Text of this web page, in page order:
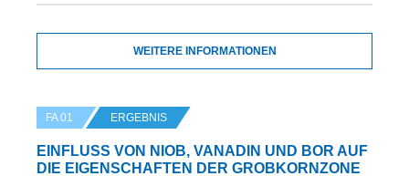
WEITERE INFORMATIONEN
FA 01 ERGEBNIS
EINFLUSS VON NIOB, VANADIN UND BOR AUF D
IE EIGENSCHAFTEN DER GROBKORNZONE I